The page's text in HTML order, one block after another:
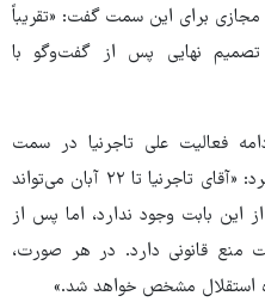
برای این سمت گفت: «تقریباً
تصمیم نهایی پس از گفت‌وگو با
فعالیت علی تاجرنیا در سمت
سرپرست مدیرعاملی باشگاه تصریح کرد: «آقای تاجرنیا تا ۲۲ آبان می‌تواند
این بابت وجود ندارد، اما پس از
قانونی دارد. در هر صورت،
استقلال مشخص خواهد شد.»